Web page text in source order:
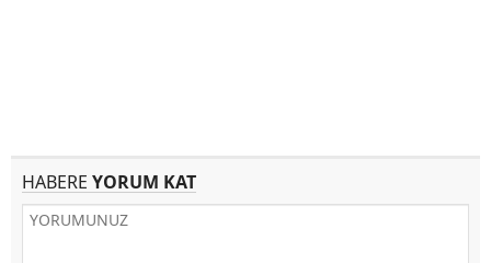
HABERE YORUM KAT